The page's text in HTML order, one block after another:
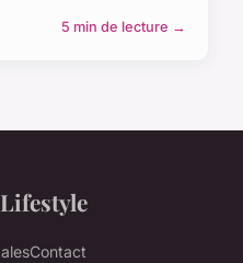
5 min de lecture →
Contact